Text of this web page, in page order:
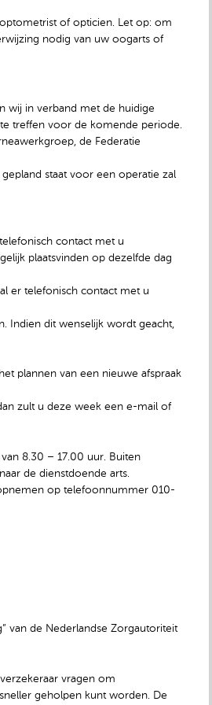
of opticien. Let op: om
nodig van uw oogarts of
wij in verband met de huidige
treffen voor de komende periode.
de Federatie
staat voor een operatie zal
contact met u
plaatsvinden op dezelfde dag
er telefonisch contact met u
Indien dit wenselijk wordt geacht,
plannen van een nieuwe afspraak
zult u deze week een e-mail of
8.30 – 17.00 uur. Buiten
de dienstdoende arts.
op telefoonnummer 010-
van de Nederlandse Zorgautoriteit
vragen om
geholpen kunt worden. De